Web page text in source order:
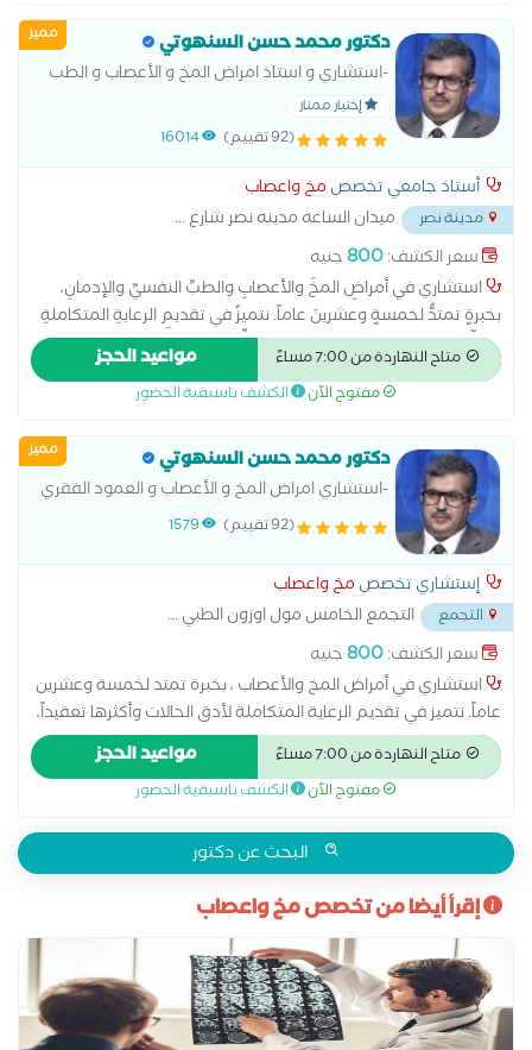
الطبيب يعالج حالات التشنجات و الصرع و الصداع و ما شابه فقط (لا
يعالج حالات تأخر الحركه و الكلام او القدرات الذهنيه)
مميز دكتور محمد حسن السنهوتي
-استشاري و استاذ امراض المخ و الأعصاب و الطب
النفسي
إختيار ممتاز
(92 تقييم) 16014
أستاذ جامعي تخصص مخ واعصاب
مدينة نصر ميدان الساعه مدينه نصر شارع...
سعر الكشف:800جنيه
استشاري في أمراضِ المخِّ والأعصابِ والطبِّ النفسيِّ والإدمانِ،
بخبرةٍ تمتدُّ لخمسةٍ وعشرينَ عاماً. نتميزُ في تقديمِ الرعايةِ المتكاملةِ
لأدقِّ الحالاتِ وأكثرِها تعقيداً، مع سجلٍّ حافلٍ في علاجِ العديدِ من
الحالاتِ المعقدةِ وتحقيقِ نسبِ شفاءِ عاليةٍ، مدعومينَ بشهاداتٍ
مرموقةٍ من جامعاتٍ عالميةٍ، بالإضافةِ إلى خبرةٍ دوليةٍ في العديدِ من
الدماغيةِ، التشنجاتِ الصرعيةِ، حالاتِ الرعاشِ، الباركنسون، وحالاتِ
الأعصابِ المعقدةِ، مع توفيرِ متابعةٍ مستمرةٍ للمريضِ.
متاح النهاردة من 7:00 مساءً مواعيد الحجز
مفتوح الآن الكشف باسبقية الحضور
مميز دكتور محمد حسن السنهوتي
-استشاري امراض المخ و الأعصاب و العمود الفقري
(92 تقييم) 1579
إستشاري تخصص مخ واعصاب
التجمع التجمع الخامس مول اوزون الطبي...
سعر الكشف:800جنيه
استشاري في أمراض المخ والأعصاب ، بخبرة تمتد لخمسة وعشرين
عاماً. نتميز في تقديم الرعاية المتكاملة لأدق الحالات وأكثرها تعقيداً،
مع سجل حافل في علاج العديد من الحالات المعقدة وتحقيق نسب
شفاء عالية، مدعومين بشهادات مرموقة من جامعات عالمية،
بالإضافة إلى خبرة دولية في العديد من دول العالم، مستخدمين
الصرعية، حالات الرعاش، الباركنسون، وحالات الأعصاب المعقدة، مع
توفير متابعة مستمرة للمريض.
متاح النهاردة من 7:00 مساءً مواعيد الحجز
مفتوح الآن الكشف باسبقية الحضور
البحث عن دكتور
إقرأ أيضا من تخصص مخ واعصاب